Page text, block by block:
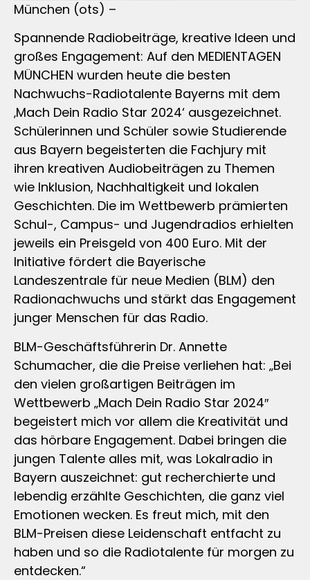
München (ots) –
Spannende Radiobeiträge, kreative Ideen und
großes Engagement: Auf den MEDIENTAGEN
MÜNCHEN wurden heute die besten
Nachwuchs-Radiotalente Bayerns mit dem
‚Mach Dein Radio Star 2024‘ ausgezeichnet.
Schülerinnen und Schüler sowie Studierende
aus Bayern begeisterten die Fachjury mit
ihren kreativen Audiobeiträgen zu Themen
wie Inklusion, Nachhaltigkeit und lokalen
Geschichten. Die im Wettbewerb prämierten
Schul-, Campus- und Jugendradios erhielten
jeweils ein Preisgeld von 400 Euro. Mit der
Initiative fördert die Bayerische
Landeszentrale für neue Medien (BLM) den
Radionachwuchs und stärkt das Engagement
junger Menschen für das Radio.
BLM-Geschäftsführerin Dr. Annette
Schumacher, die die Preise verliehen hat: „Bei
den vielen großartigen Beiträgen im
Wettbewerb „Mach Dein Radio Star 2024″
begeistert mich vor allem die Kreativität und
das hörbare Engagement. Dabei bringen die
jungen Talente alles mit, was Lokalradio in
Bayern auszeichnet: gut recherchierte und
lebendig erzählte Geschichten, die ganz viel
Emotionen wecken. Es freut mich, mit den
BLM-Preisen diese Leidenschaft entfacht zu
haben und so die Radiotalente für morgen zu
entdecken.“